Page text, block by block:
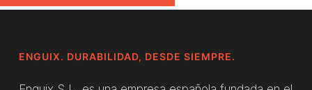
ENGUIX. DURABILIDAD, DESDE SIEMPRE.